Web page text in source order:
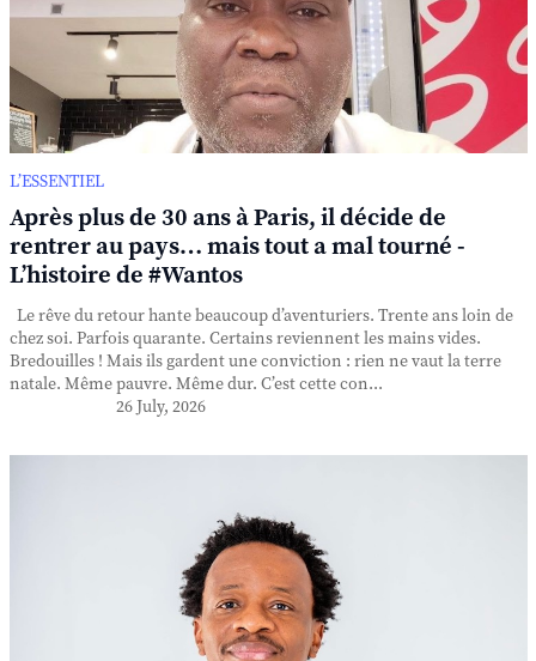
L’ESSENTIEL
Après plus de 30 ans à Paris, il décide de
rentrer au pays… mais tout a mal tourné -
L’histoire de #Wantos
Le rêve du retour hante beaucoup d’aventuriers. Trente ans loin de
chez soi. Parfois quarante. Certains reviennent les mains vides.
Bredouilles ! Mais ils gardent une conviction : rien ne vaut la terre
natale. Même pauvre. Même dur. C’est cette con...
26 July, 2026